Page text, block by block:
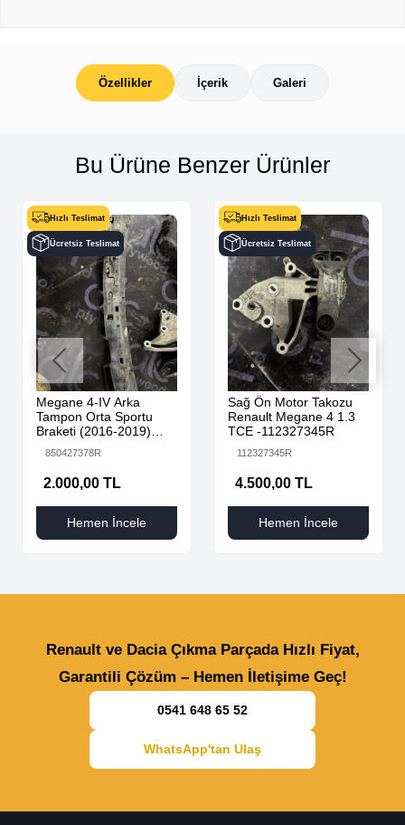
Özellikler İçerik Galeri
Bu Ürüne Benzer Ürünler
Hızlı Teslimat
Ücretsiz Teslimat
Megane 4-IV Arka
Tampon Orta Sportu
Braketi (2016-2019)
Mais
850427378R
2.000,00 TL
Hemen İncele
Hızlı Teslimat
Ücretsiz Teslimat
Sağ Ön Motor Takozu
Renault Megane 4 1.3
TCE -112327345R
112327345R
4.500,00 TL
Hemen İncele
Renault ve Dacia Çıkma Parçada Hızlı Fiyat,
Garantili Çözüm – Hemen İletişime Geç!
0541 648 65 52
WhatsApp'tan Ulaş